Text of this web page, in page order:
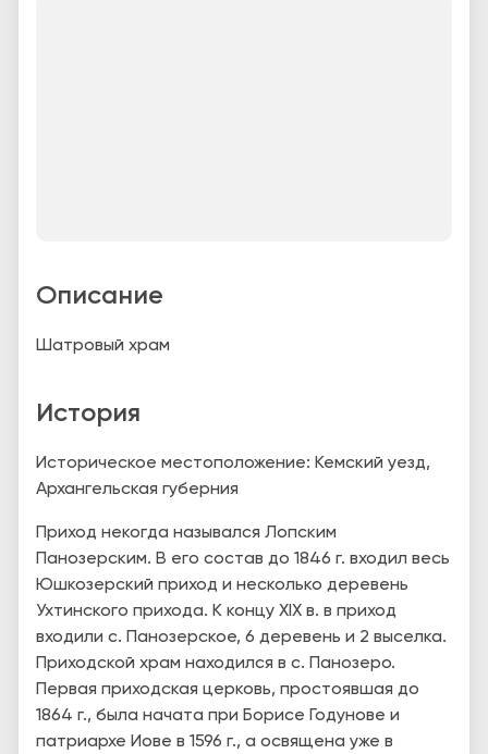
Описание
Шатровый храм
История
Историческое местоположение: Кемский уезд,
Архангельская губерния
Приход некогда назывался Лопским
Панозерским. В его состав до 1846 г. входил весь
Юшкозерский приход и несколько деревень
Ухтинского прихода. К концу XIX в. в приход
входили с. Панозерское, 6 деревень и 2 выселка.
Приходской храм находился в с. Панозеро.
Первая приходская церковь, простоявшая до
1864 г., была начата при Борисе Годунове и
патриархе Иове в 1596 г., а освящена уже в